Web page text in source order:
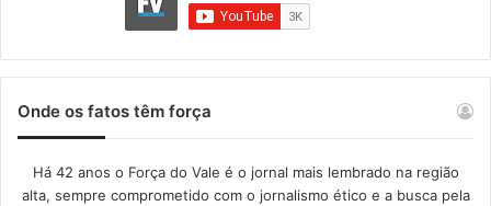
Onde os fatos têm força
Há 42 anos o Força do Vale é o jornal mais lembrado na região
alta, sempre comprometido com o jornalismo ético e a busca pela